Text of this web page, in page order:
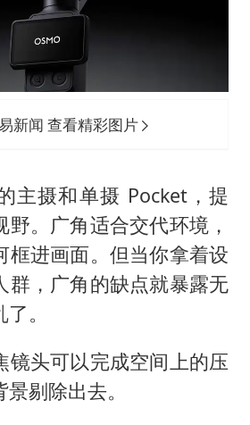
新闻 查看精彩图片
主摄和单摄 Pocket，提
。广角适合交代环境，
框进画面。但当你拿着设
群，广角的缺点就暴露无
。
镜头可以完成空间上的压
剔除出去。